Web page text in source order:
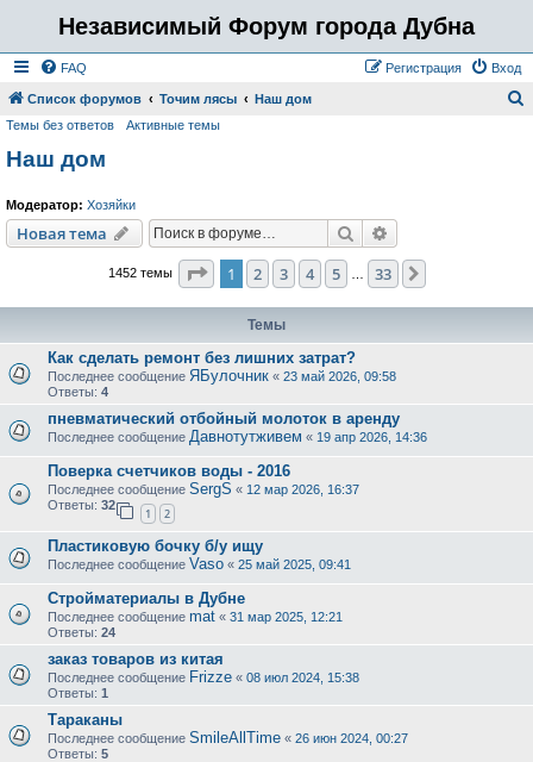
Независимый Форум города Дубна
FAQ Вход
Регистрация
Список форумов Точим лясы Наш дом
Темы без ответов Активные темы
Наш дом
Модератор: Хозяйки
Новая тема Поиск
1452 темы Страница из 33
1 2 3 4 5 33
Темы
Как сделать ремонт без лишних затрат?
Последнее сообщение ЯБулочник « 23 май 2026, 09:58
Ответы: 4
пневматический отбойный молоток в аренду
Последнее сообщение Давнотутживем « 19 апр 2026, 14:36
Поверка счетчиков воды - 2016
Последнее сообщение SergS « 12 мар 2026, 16:37
Ответы: 32
1 2
Пластиковую бочку б/у ищу
Последнее сообщение Vaso « 25 май 2025, 09:41
Стройматериалы в Дубне
Последнее сообщение mat « 31 мар 2025, 12:21
Ответы: 24
заказ товаров из китая
Последнее сообщение Frizze « 08 июл 2024, 15:38
Ответы: 1
Тараканы
Последнее сообщение SmileAllTime « 26 июн 2024, 00:27
Ответы: 5